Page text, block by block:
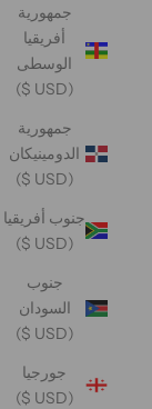
جمهورية
أفريقيا
الوسطى
(USD $)
جمهورية
الدومينيكان
(USD $)
جنوب أفريقيا
(USD $)
جنوب
السودان
(USD $)
جورجيا
(USD $)